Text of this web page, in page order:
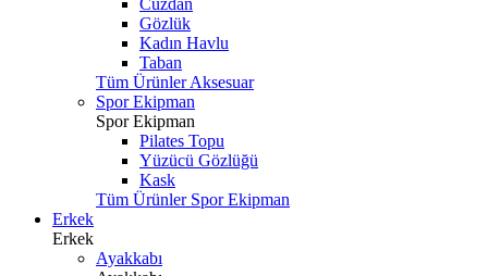
Cüzdan
Gözlük
Kadın Havlu
Taban
Tüm Ürünler Aksesuar
Spor Ekipman
Spor Ekipman
Pilates Topu
Yüzücü Gözlüğü
Kask
Tüm Ürünler Spor Ekipman
Erkek
Erkek
Ayakkabı